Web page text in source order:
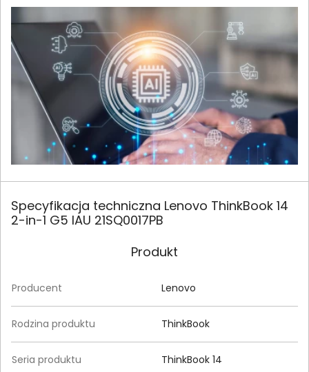
Specyfikacja techniczna Lenovo ThinkBook 14
2-in-1 G5 IAU 21SQ0017PB
Produkt
Producent Lenovo
Rodzina produktu ThinkBook
Seria produktu ThinkBook 14